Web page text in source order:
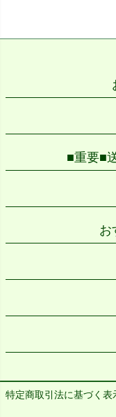
■重要■
お
特定商取引法に基づく表